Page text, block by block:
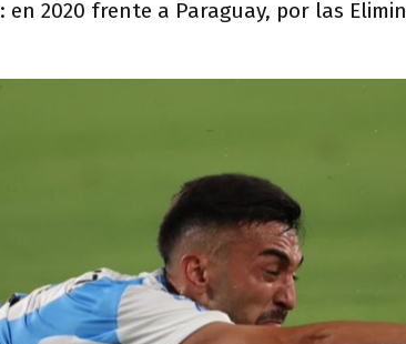
: en 2020 frente a Paraguay, por las